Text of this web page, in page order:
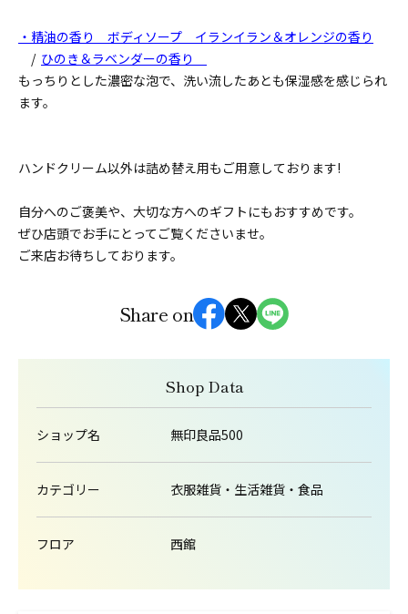
・精油の香り ボディソープ イランイラン＆オレンジの香り
/ ひのき＆ラベンダーの香り
もっちりとした濃密な泡で、洗い流したあとも保湿感を感じられ
ます。
ハンドクリーム以外は詰め替え用もご用意しております!
自分へのご褒美や、大切な方へのギフトにもおすすめです。
ぜひ店頭でお手にとってご覧くださいませ。
ご来店お待ちしております。
Share on
Shop Data
ショップ名 無印良品500
カテゴリー 衣服雑貨・生活雑貨・食品
フロア 西館